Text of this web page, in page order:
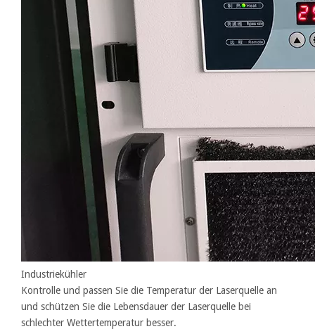
Industriekühler
Kontrolle und passen Sie die Temperatur der Laserquelle an
und schützen Sie die Lebensdauer der Laserquelle bei
schlechter Wettertemperatur besser.